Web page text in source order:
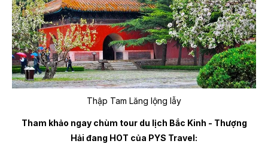
Thập Tam Lăng lộng lẫy
Tham khảo ngay chùm tour du lịch Bắc Kinh - Thượng
Hải đang HOT của PYS Travel: